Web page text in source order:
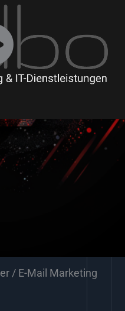
/ E-Mail Marketing